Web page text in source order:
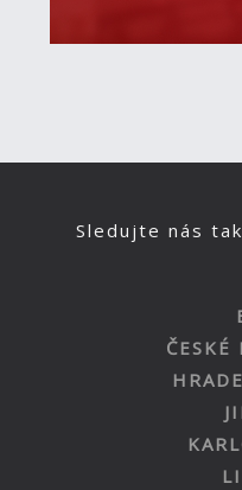
Sledujte nás
ČESKÉ